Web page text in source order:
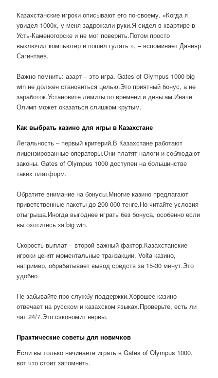
Казахстанские игроки описывают его по-своему. »Когда я
увидел 1000x, у меня задрожали руки.Я сидел в квартире в
Усть-Каменогорске и не мог поверить.Потом просто
выключил компьютер и пошёл гулять », – вспоминает Данияр
Сагинтаев.
Важно помнить: азарт – это игра. Gates of Olympus 1000 big
win не должен становиться целью.Это приятный бонус, а не
заработок.Установите лимиты по времени и деньгам.Иначе
Олимп может оказаться слишком крутым.
Как выбрать казино для игры в Казахстане
Легальность – первый критерий.В Казахстане работают
лицензированные операторы.Они платят налоги и соблюдают
законы. Gates of Olympus 1000 доступен на большинстве
таких платформ.
Обратите внимание на бонусы.Многие казино предлагают
приветственные пакеты до 200 000 тенге.Но читайте условия
отыгрыша.Иногда выгоднее играть без бонуса, особенно если
вы охотитесь за big win.
Скорость выплат – второй важный фактор.Казахстанские
игроки ценят моментальные транзакции. Volta казино,
например, обрабатывает вывод средств за 15-30 минут.Это
удобно.
Не забывайте про службу поддержки.Хорошее казино
отвечает на русском и казахском языках.Проверьте, есть ли
чат 24/7.Это сэкономит нервы.
Практические советы для новичков
Если вы только начинаете играть в Gates of Olympus 1000,
вот что стоит запомнить.